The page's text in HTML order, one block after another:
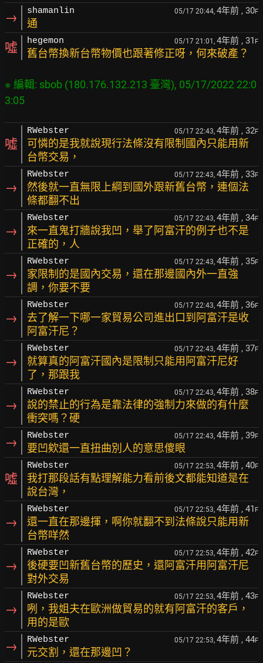
→ shamanlin 05/17 20:44, 4年前 , 30F
通
噓 hegemon 05/17 21:01, 4年前 , 31 F
舊台幣換新台幣物價也跟著修正呀，何來破產？
※ 編輯: sbob (180.176.132.213 臺灣), 05/17/2022 22:0
噓
RWebster 05/17 22:43, 4年前 , 32F
可憐的是我就說現行法條沒有限制國內只能用新
台幣交易，
→
RWebster 05/17 22:43, 4年前 , 33F
然後就一直無限上綱到國外跟新舊台幣，連個法
條都翻不出
→
RWebster 05/17 22:43, 4年前 , 34F
來一直鬼打牆說我凹，舉了阿富汗的例子也不是
正確的，人
→
RWebster 05/17 22:43, 4年前 , 35F
家限制的是國內交易，還在那邊國內外一直強
調，你要不要
→
RWebster 05/17 22:43, 4年前 , 36F
去了解一下哪一家貿易公司進出口到阿富汗是收
阿富汗尼？
→
RWebster 05/17 22:43, 4年前 , 37F
就算真的阿富汗國內是限制只能用阿富汗尼好
了，那跟我
→
RWebster 05/17 22:43, 4年前 , 38F
說的禁止的行為是靠法律的強制力來做的有什麼
衝突嗎？硬
→ RWebster 05/17 22:43, 4年前 , 39F
要凹欸還一直扭曲別人的意思傻眼
噓
RWebster 05/17 22:53, 4年前 , 40F
我打那段話有點理解能力看前後文都能知道是在
說台灣，
→
RWebster 05/17 22:53, 4年前 , 41 F
還一直在那邊揮，啊你就翻不到法條說只能用新
台幣咩然
→
RWebster 05/17 22:53, 4年前 , 42F
後硬要凹新舊台幣的歷史，還阿富汗用阿富汗尼
對外交易
→
RWebster 05/17 22:53, 4年前 , 43F
咧，我姐夫在歐洲做貿易的就有阿富汗的客戶，
用的是歐
→ RWebster 05/17 22:53, 4年前 , 44F
元交割，還在那邊凹？